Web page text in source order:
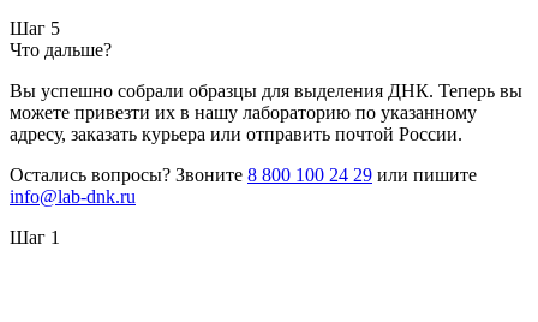
Шаг 5
Что дальше?
Вы успешно собрали образцы для выделения ДНК. Теперь вы
можете привезти их в нашу лабораторию по указанному
адресу, заказать курьера или отправить почтой России.
Остались вопросы? Звоните 8 800 100 24 29 или пишите
info@lab-dnk.ru
Шаг 1